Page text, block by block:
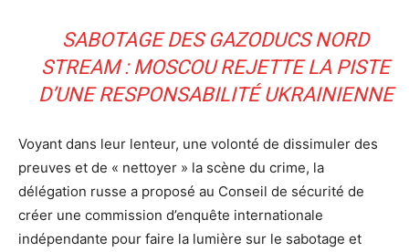
SABOTAGE DES GAZODUCS NORD
STREAM : MOSCOU REJETTE LA PISTE
D’UNE RESPONSABILITÉ UKRAINIENNE
Voyant dans leur lenteur, une volonté de dissimuler des
preuves et de « nettoyer » la scène du crime, la
délégation russe a proposé au Conseil de sécurité de
créer une commission d’enquête internationale
indépendante pour faire la lumière sur le sabotage et